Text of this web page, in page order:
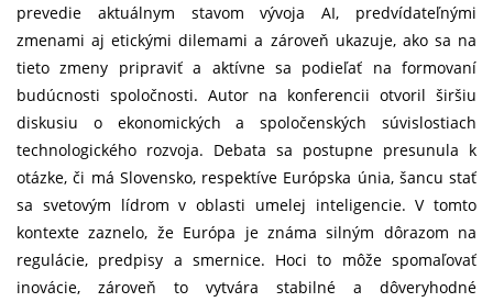
prevedie aktuálnym stavom vývoja AI, predvídateľnými
zmenami aj etickými dilemami a zároveň ukazuje, ako sa na
tieto zmeny pripraviť a aktívne sa podieľať na formovaní
budúcnosti spoločnosti. Autor na konferencii otvoril širšiu
diskusiu o ekonomických a spoločenských súvislostiach
technologického rozvoja. Debata sa postupne presunula k
otázke, či má Slovensko, respektíve Európska únia, šancu stať
sa svetovým lídrom v oblasti umelej inteligencie. V tomto
kontexte zaznelo, že Európa je známa silným dôrazom na
regulácie, predpisy a smernice. Hoci to môže spomaľovať
inovácie, zároveň to vytvára stabilné a dôveryhodné